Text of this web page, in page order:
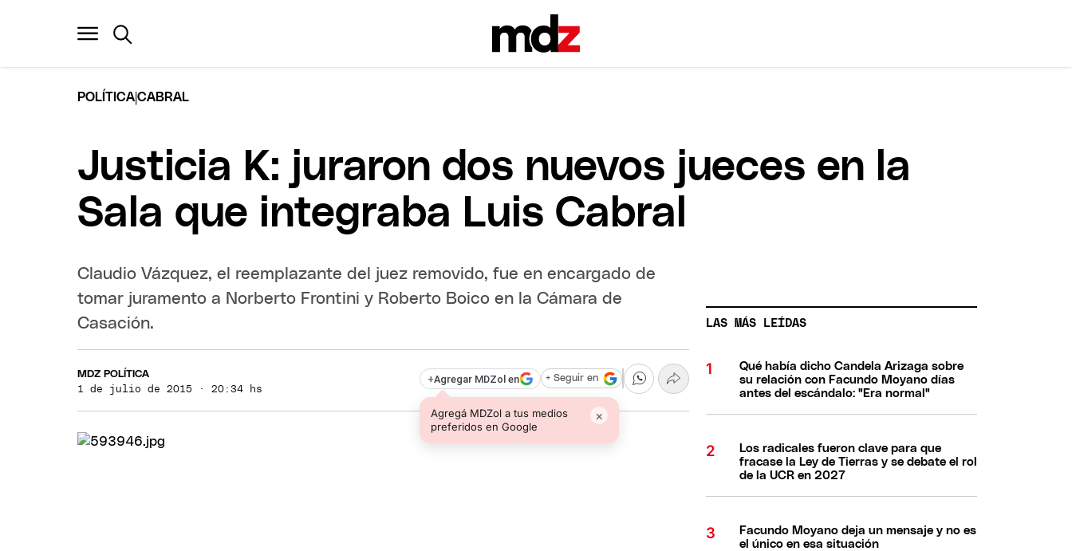
POLÍTICA|CABRAL
Justicia K: juraron dos nuevos jueces en la
Sala que integraba Luis Cabral
Claudio Vázquez, el reemplazante del juez removido, fue en encargado de
tomar juramento a Norberto Frontini y Roberto Boico en la Cámara de
Casación.
MDZ POLÍTICA
1 de julio de 2015 · 20:34 hs
+Agregar MDZol en
Agregá MDZol a tus medios
preferidos en Google
×
+ Seguir en
LAS MÁS LEÍDAS
Qué había dicho Candela Arizaga sobre
su relación con Facundo Moyano días
antes del escándalo: "Era normal"
Los radicales fueron clave para que
fracase la Ley de Tierras y se debate el rol
de la UCR en 2027
Facundo Moyano deja un mensaje y no es
el único en esa situación